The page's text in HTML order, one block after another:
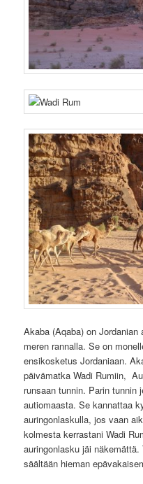
Akaba (Aqaba) on
meren rannalla. Se on
ensikosketus Jordaniaan.
päivämatka Wadi Rumiin,
runsaan tunnin. Parin tunnin
autiomaasta. Se kannattaa
auringonlaskulla, jos vaan
kolmesta kerrastani Wadi
auringonlasku jäi
säältään hieman